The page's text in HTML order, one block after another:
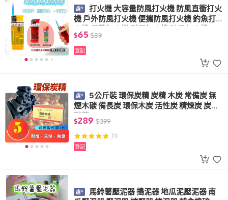
打火機 大容量防風打火機 防風直衝打火
機 戶外防風打火機 便攜防風打火機 釣魚打
火機 露營打火機 耐用打火機 防風打火機
$65 $89
登記
5公斤裝 環保炭精 炭精 木炭 常備炭 無
煙木碳 備長炭 環保木炭 活性炭 精煉炭 炭精
碳精
$289 $399
(1)
登記
馬鈴薯壓泥器 搗泥器 地瓜泥壓泥器 南